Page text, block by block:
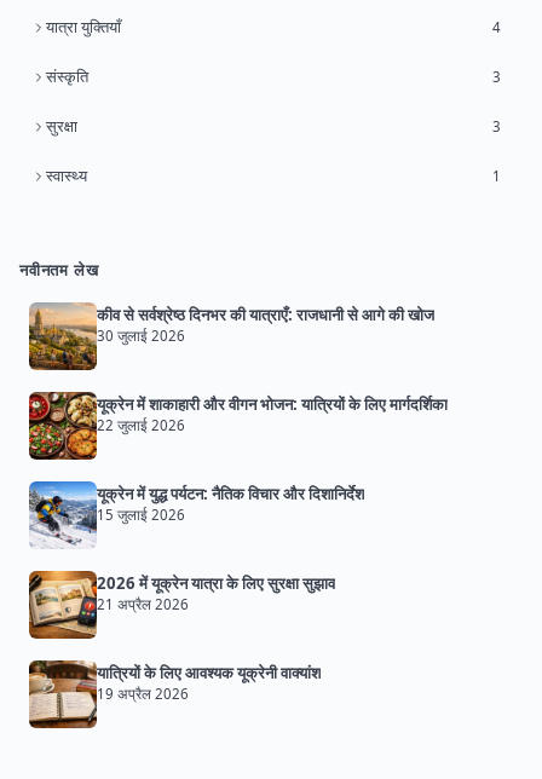
यात्रा युक्तियाँ 4
संस्कृति 3
सुरक्षा 3
स्वास्थ्य 1
नवीनतम लेख
कीव से सर्वश्रेष्ठ दिनभर की यात्राएँ: राजधानी से आगे की खोज
30 जुलाई 2026
यूक्रेन में शाकाहारी और वीगन भोजन: यात्रियों के लिए मार्गदर्शिका
22 जुलाई 2026
यूक्रेन में युद्ध पर्यटन: नैतिक विचार और दिशानिर्देश
15 जुलाई 2026
2026 में यूक्रेन यात्रा के लिए सुरक्षा सुझाव
21 अप्रैल 2026
यात्रियों के लिए आवश्यक यूक्रेनी वाक्यांश
19 अप्रैल 2026